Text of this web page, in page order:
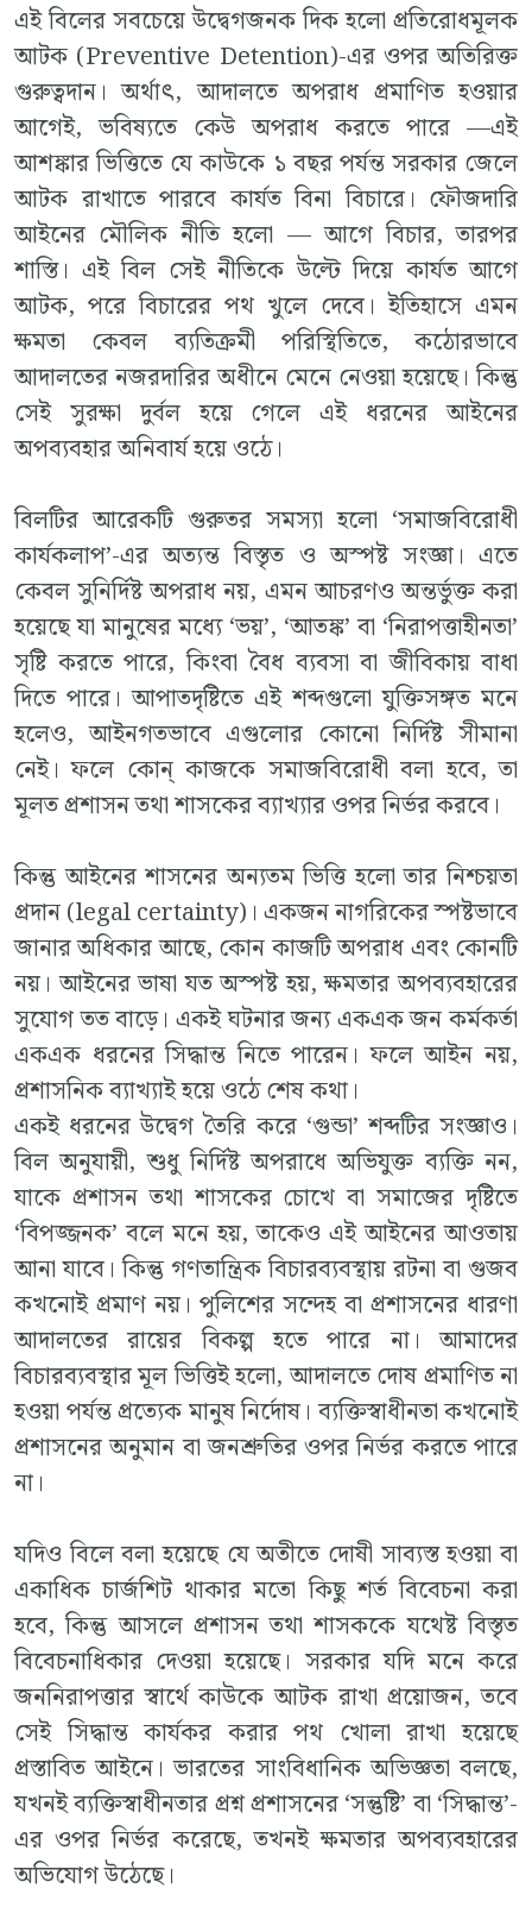
এই বিলের সবচেয়ে উদ্বেগজনক দিক হলো প্রতিরোধমূলক
আটক (Preventive Detention)-এর ওপর অতিরিক্ত
গুরুত্বদান। অর্থাৎ, আদালতে অপরাধ প্রমাণিত হওয়ার
আগেই, ভবিষ্যতে কেউ অপরাধ করতে পারে —এই
আশঙ্কার ভিত্তিতে যে কাউকে ১ বছর পর্যন্ত সরকার জেলে
আটক রাখাতে পারবে কার্যত বিনা বিচারে। ফৌজদারি
আইনের মৌলিক নীতি হলো — আগে বিচার, তারপর
শাস্তি। এই বিল সেই নীতিকে উল্টে দিয়ে কার্যত আগে
আটক, পরে বিচারের পথ খুলে দেবে। ইতিহাসে এমন
ক্ষমতা কেবল ব্যতিক্রমী পরিস্থিতিতে, কঠোরভাবে
আদালতের নজরদারির অধীনে মেনে নেওয়া হয়েছে। কিন্তু
সেই সুরক্ষা দুর্বল হয়ে গেলে এই ধরনের আইনের
অপব্যবহার অনিবার্য হয়ে ওঠে।
বিলটির আরেকটি গুরুতর সমস্যা হলো ‘সমাজবিরোধী
কার্যকলাপ’-এর অত্যন্ত বিস্তৃত ও অস্পষ্ট সংজ্ঞা। এতে
কেবল সুনির্দিষ্ট অপরাধ নয়, এমন আচরণও অন্তর্ভুক্ত করা
হয়েছে যা মানুষের মধ্যে ‘ভয়’, ‘আতঙ্ক’ বা ‘নিরাপত্তাহীনতা’
সৃষ্টি করতে পারে, কিংবা বৈধ ব্যবসা বা জীবিকায় বাধা
দিতে পারে। আপাতদৃষ্টিতে এই শব্দগুলো যুক্তিসঙ্গত মনে
হলেও, আইনগতভাবে এগুলোর কোনো নির্দিষ্ট সীমানা
নেই। ফলে কোন্ কাজকে সমাজবিরোধী বলা হবে, তা
মূলত প্রশাসন তথা শাসকের ব্যাখ্যার ওপর নির্ভর করবে।
কিন্তু আইনের শাসনের অন্যতম ভিত্তি হলো তার নিশ্চয়তা
প্রদান (legal certainty)। একজন নাগরিকের স্পষ্টভাবে
জানার অধিকার আছে, কোন কাজটি অপরাধ এবং কোনটি
নয়। আইনের ভাষা যত অস্পষ্ট হয়, ক্ষমতার অপব্যবহারের
সুযোগ তত বাড়ে। একই ঘটনার জন্য একএক জন কর্মকর্তা
একএক ধরনের সিদ্ধান্ত নিতে পারেন। ফলে আইন নয়,
প্রশাসনিক ব্যাখ্যাই হয়ে ওঠে শেষ কথা।
একই ধরনের উদ্বেগ তৈরি করে ‘গুন্ডা’ শব্দটির সংজ্ঞাও।
বিল অনুযায়ী, শুধু নির্দিষ্ট অপরাধে অভিযুক্ত ব্যক্তি নন,
যাকে প্রশাসন তথা শাসকের চোখে বা সমাজের দৃষ্টিতে
‘বিপজ্জনক’ বলে মনে হয়, তাকেও এই আইনের আওতায়
আনা যাবে। কিন্তু গণতান্ত্রিক বিচারব্যবস্থায় রটনা বা গুজব
কখনোই প্রমাণ নয়। পুলিশের সন্দেহ বা প্রশাসনের ধারণা
আদালতের রায়ের বিকল্প হতে পারে না। আমাদের
বিচারব্যবস্থার মূল ভিত্তিই হলো, আদালতে দোষ প্রমাণিত না
হওয়া পর্যন্ত প্রত্যেক মানুষ নির্দোষ। ব্যক্তিস্বাধীনতা কখনোই
প্রশাসনের অনুমান বা জনশ্রুতির ওপর নির্ভর করতে পারে
না।
যদিও বিলে বলা হয়েছে যে অতীতে দোষী সাব্যস্ত হওয়া বা
একাধিক চার্জশিট থাকার মতো কিছু শর্ত বিবেচনা করা
হবে, কিন্তু আসলে প্রশাসন তথা শাসককে যথেষ্ট বিস্তৃত
বিবেচনাধিকার দেওয়া হয়েছে। সরকার যদি মনে করে
জননিরাপত্তার স্বার্থে কাউকে আটক রাখা প্রয়োজন, তবে
সেই সিদ্ধান্ত কার্যকর করার পথ খোলা রাখা হয়েছে
প্রস্তাবিত আইনে। ভারতের সাংবিধানিক অভিজ্ঞতা বলছে,
যখনই ব্যক্তিস্বাধীনতার প্রশ্ন প্রশাসনের ‘সন্তুষ্টি’ বা ‘সিদ্ধান্ত’-
এর ওপর নির্ভর করেছে, তখনই ক্ষমতার অপব্যবহারের
অভিযোগ উঠেছে।